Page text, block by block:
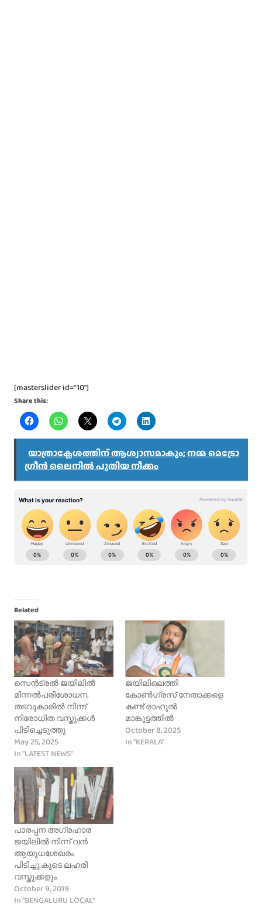
[masterslider id="10"]
Share this:
യാത്രാക്ലേശത്തിന് ആശ്വാസമാകും; നമ്മ മെട്രോ
ഗ്രീൻ ലൈനിൽ പുതിയ നീക്കം
Related
സെൻട്രൽ ജയിലിൽ
മിന്നൽപരിശോധന;
തടവുകാരിൽ നിന്ന്
നിരോധിത വസ്തുക്കൾ
പിടിച്ചെടുത്തു
May 25, 2025
In "LATEST NEWS"
ജയിലിലെത്തി
കോൺഗ്രസ് നേതാക്കളെ
കണ്ട് രാഹുൽ
മാങ്കൂട്ടത്തിൽ
October 8, 2025
In "KERALA"
പാരപ്പന അഗ്രഹാര
ജയിലിൽ നിന്ന് വൻ
ആയുധശേഖരം
പിടിച്ചു;കൂടെ ലഹരി
വസ്തുക്കളും.
October 9, 2019
In "BENGALURU LOCAL"